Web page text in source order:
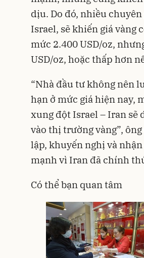
dịu. Do đó, nhiều
Israel, sẽ khiến giá vàng
mức 2.400 USD/oz,
USD/oz, hoặc thấp hơn
“Nhà đầu tư không nên
hạn ở mức giá hiện nay,
xung đột Israel – Iran sẽ
vào thị trường vàng”,
lập, khuyến nghị và
mạnh vì Iran đã chính
Có thể bạn quan tâm